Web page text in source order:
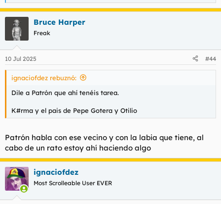
e
a
e
s
Bruce Harper
Freak
10 Jul 2025 #44
ignaciofdez rebuznó:
Dile a Patrón que ahí tenéis tarea.
K#rma y el pais de Pepe Gotera y Otilio
Patrón habla con ese vecino y con la labia que tiene, al
cabo de un rato estoy ahí haciendo algo
ignaciofdez
Most Scrolleable User EVER